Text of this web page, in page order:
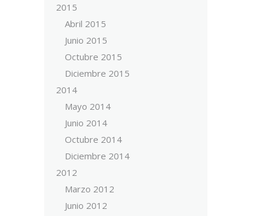
2015
Abril 2015
Junio 2015
Octubre 2015
Diciembre 2015
2014
Mayo 2014
Junio 2014
Octubre 2014
Diciembre 2014
2012
Marzo 2012
Junio 2012